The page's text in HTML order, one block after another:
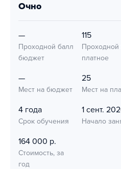
очно
—
Проходной балл
бюджет
115
Проходной
платное
—
Мест на бюджет
25
Мест на
4 года
Срок обучения
1 сент.
Начало
164 000 р.
Стоимость, за
год